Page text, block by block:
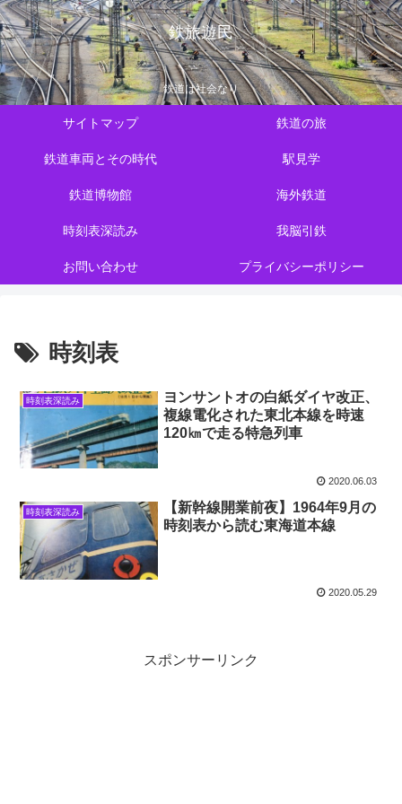
鉄旅遊民
鉄道は社会なり
サイトマップ 鉄道の旅
鉄道車両とその時代 駅見学
鉄道博物館 海外鉄道
時刻表深読み 我脳引鉄
お問い合わせ プライバシーポリシー
時刻表
時刻表深読み
ヨンサントオの白紙ダイヤ改正、
複線電化された東北本線を時速
120㎞で走る特急列車
2020.06.03
時刻表深読み
【新幹線開業前夜】1964年9月の
時刻表から読む東海道本線
2020.05.29
スポンサーリンク